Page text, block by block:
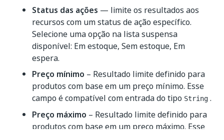
Status das ações — limite os resultados aos
recursos com um status de ação específico.
Selecione uma opção na lista suspensa
disponível: Em estoque, Sem estoque, Em
espera.
Preço mínimo – Resultado limite definido para
produtos com base em um preço mínimo. Esse
campo é compatível com entrada do tipo String .
Preço máximo – Resultado limite definido para
produtos com base em um preço máximo. Esse